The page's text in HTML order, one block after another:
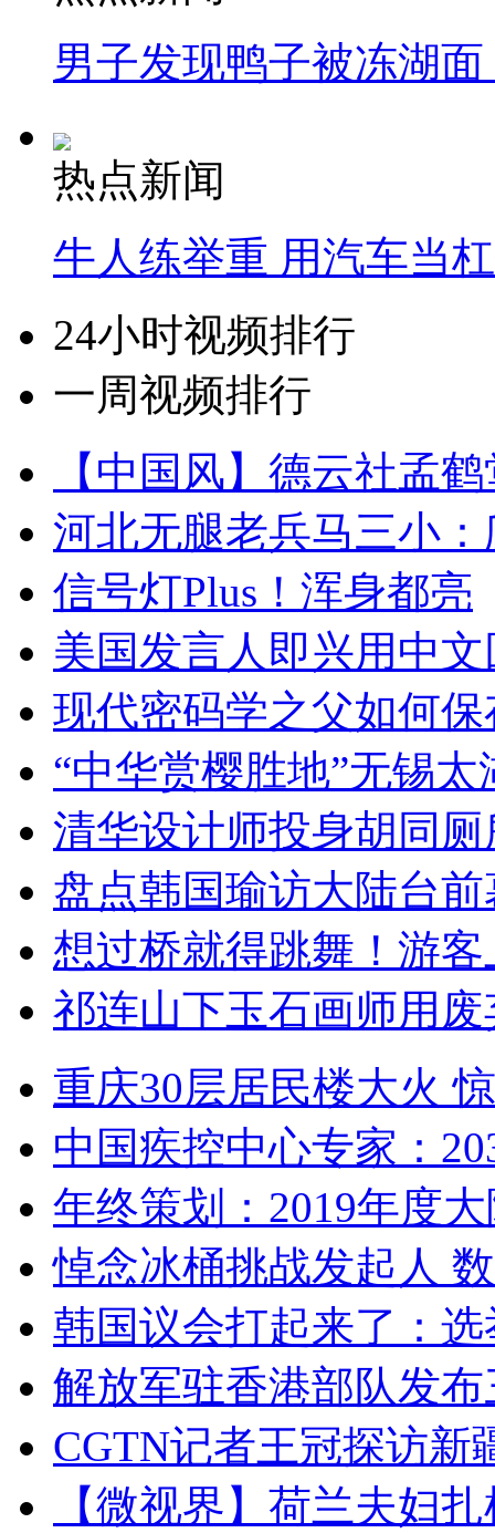
男子发现鸭子被冻湖
热点新闻
牛人练举重 用汽车当
24小时视频排行
一周视频排行
【中国风】德云社孟
河北无腿老兵马三小
信号灯Plus！浑身都亮
美国发言人即兴用中
现代密码学之父如何
“中华赏樱胜地”无锡
清华设计师投身胡同
盘点韩国瑜访大陆台
想过桥就得跳舞！游客
祁连山下玉石画师用
重庆30层居民楼大火
中国疾控中心专家：
年终策划：2019年度
悼念冰桶挑战发起人
韩国议会打起来了：
解放军驻香港部队发
CGTN记者王冠探访新
【微视界】荷兰夫妇